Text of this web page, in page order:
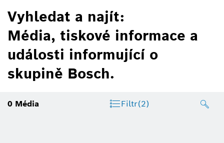
Vyhledat a najít:
Média, tiskové informace a
události informující o
skupině Bosch.
0 Média Filtr(2)